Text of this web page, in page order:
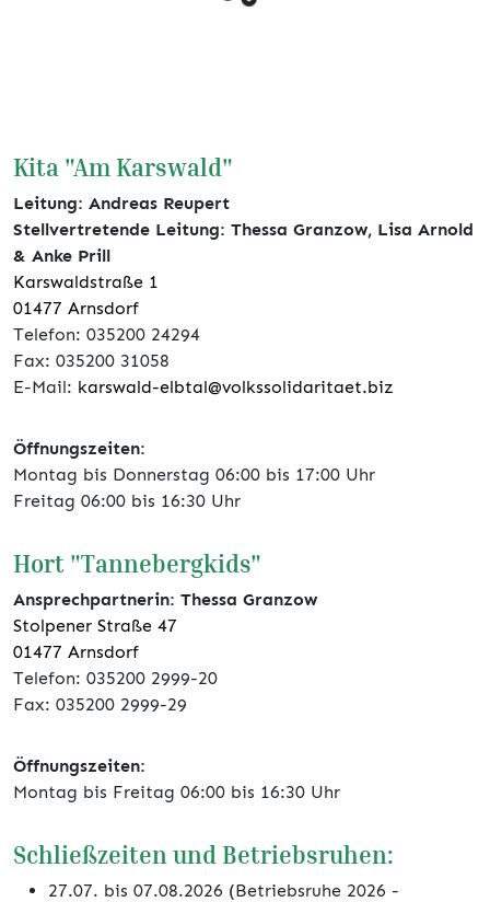
Kita "Am Karswald"
Leitung: Andreas Reupert
Stellvertretende Leitung: Thessa Granzow, Lisa Arnold
& Anke Prill
Karswaldstraße 1
01477 Arnsdorf
Telefon: 035200 24294
Fax: 035200 31058
E-Mail: karswald-elbtal@volkssolidaritaet.biz
Öffnungszeiten:
Montag bis Donnerstag 06:00 bis 17:00 Uhr
Freitag 06:00 bis 16:30 Uhr
Hort "Tannebergkids"
Ansprechpartnerin: Thessa Granzow
Stolpener Straße 47
01477 Arnsdorf
Telefon: 035200 2999-20
Fax: 035200 2999-29
Öffnungszeiten:
Montag bis Freitag 06:00 bis 16:30 Uhr
Schließzeiten und Betriebsruhen:
27.07. bis 07.08.2026 (Betriebsruhe 2026 -